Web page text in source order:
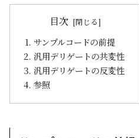
目次
サンプルコードの前提
汎用デリゲートの共変性
汎用デリゲートの反変性
参照